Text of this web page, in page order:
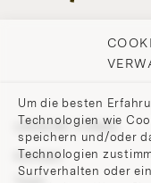
Um die besten
Technologien wie
speichern und/oder
Technologien
Surfverhalten oder
UNSERE FIRMA
Kontakt